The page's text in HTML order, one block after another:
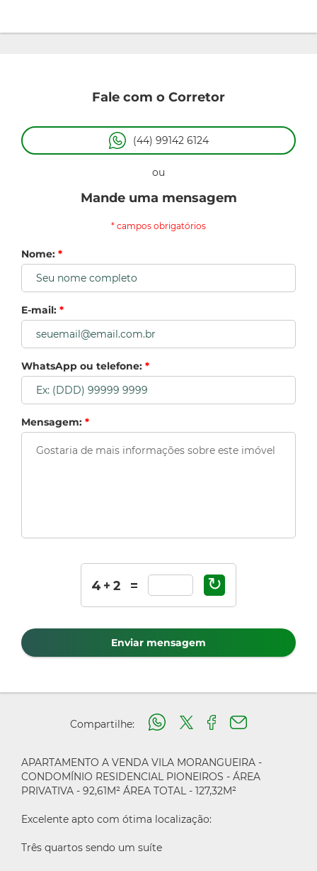
Fale com o Corretor
(44) 99142 6124
ou
Mande uma mensagem
* campos obrigatórios
Nome: *
E-mail: *
WhatsApp ou telefone: *
Mensagem: *
↻
Enviar mensagem
Compartilhe:
APARTAMENTO A VENDA VILA MORANGUEIRA -
CONDOMÍNIO RESIDENCIAL PIONEIROS - ÁREA
PRIVATIVA - 92,61M² ÁREA TOTAL - 127,32M²
Excelente apto com ótima localização:
Três quartos sendo um suíte